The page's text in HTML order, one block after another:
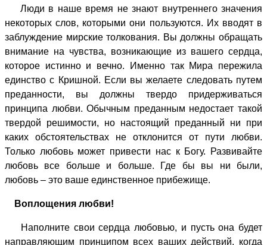
Люди в наше время не знают внутреннего значения
некоторых слов, которыми они пользуются. Их вводят в
заблуждение мирские толкования. Вы должны обращать
внимание на чувства, возникающие из вашего сердца,
которое истинно и вечно. Именно так Мира пережила
единство с Кришной. Если вы желаете следовать путем
преданности, вы должны твердо придерживаться
принципа любви. Обычным преданным недостает такой
твердой решимости, но настоящий преданный ни при
каких обстоятельствах не отклонится от пути любви.
Только любовь может привести нас к Богу. Развивайте
любовь все больше и больше. Где бы вы ни были,
любовь – это ваше единственное прибежище.
Воплощения любви!
Наполните свои сердца любовью, и пусть она будет
направляющим принципом всех ваших действий, когда